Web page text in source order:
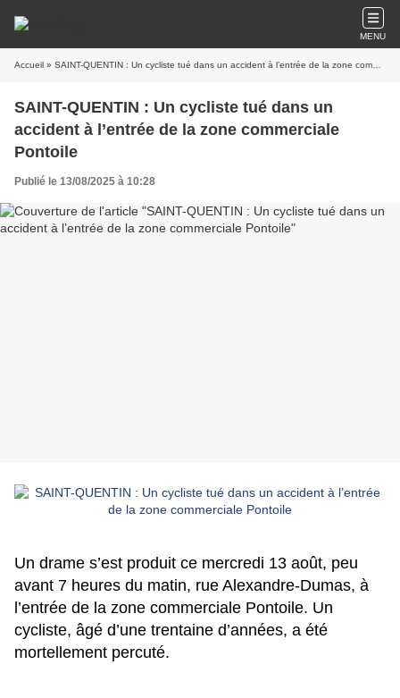
MENU
Accueil » SAINT-QUENTIN : Un cycliste tué dans un accident à l’entrée de la zone commerciale Pontoile
SAINT-QUENTIN : Un cycliste tué dans un
accident à l’entrée de la zone commerciale
Pontoile
Publié le 13/08/2025 à 10:28
Un drame s’est produit ce mercredi 13 août, peu
avant 7 heures du matin, rue Alexandre-Dumas, à
l’entrée de la zone commerciale Pontoile. Un
cycliste, âgé d’une trentaine d’années, a été
mortellement percuté.